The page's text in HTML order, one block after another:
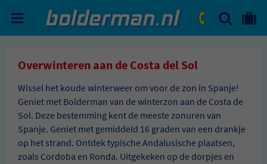
ma. - vr.: 09:00 - 17:30
ZOEKEN
Overwinteren aan de Costa del Sol
Wissel het koude winterweer om voor de zon in Spanje!
Geniet met Bolderman van de winterzon aan de Costa de
Sol. Deze bestemming kent de meeste zonuren van
Spanje. Geniet met gemiddeld 16 graden van een drankje
op het strand. Ontdek typische Andalusische plaatsen,
zoals Cordoba en Ronda. Uitgekeken op de dorpjes en